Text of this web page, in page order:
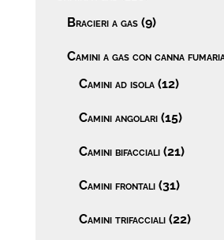
Bracieri a gas (9)
Camini a gas con canna
Camini ad isola (12)
Camini angolari (15)
Camini bifacciali (21)
Camini frontali (31)
Camini trifacciali (22)